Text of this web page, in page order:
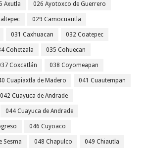
Axutla 026 Ayotoxco de Guerrero
029 Camocuautla
031 Caxhuacan 032 Coatepec
Cohetzala 035 Cohuecan
Coxcatlán 038 Coyomeapan
Cuapiaxtla de Madero 041 Cuautempan
042 Cuayuca de Andrade
044 Cuayuca de Andrade
046 Cuyoaco
Sesma 048 Chapulco 049 Chiautla